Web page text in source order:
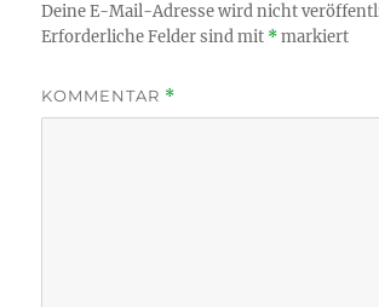
Deine E-Mail-Adresse wird nicht
Erforderliche Felder sind mit *markiert
KOMMENTAR *